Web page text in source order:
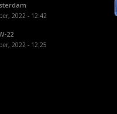
2022 - 12:42
22
2022 - 12:25